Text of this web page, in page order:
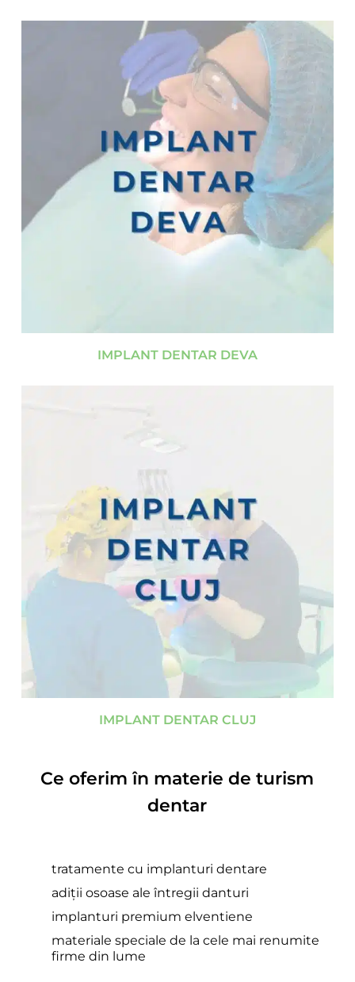
IMPLANT DENTAR DEVA
IMPLANT DENTAR CLUJ
Ce oferim în materie de turism
dentar
tratamente cu implanturi dentare
adiții osoase ale întregii danturi
implanturi premium elventiene
materiale speciale de la cele mai renumite
firme din lume